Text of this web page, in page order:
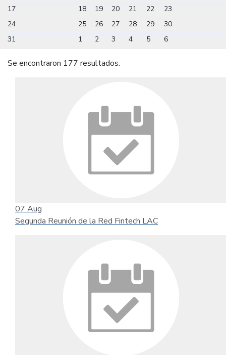
17
18 19 20 21 22
23
24
25 26 27 28 29
30
31
1 2 3 4 5 6
Se encontraron 177 resultados.
07 Aug
Segunda Reunión de la Red Fintech LAC